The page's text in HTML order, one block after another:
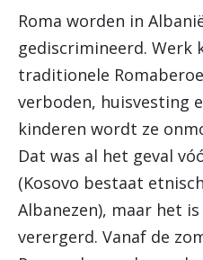
Roma worden in
gediscrimineerd. Werk
traditionele
verboden, huisvesting
kinderen wordt ze
Dat was al het geval
(Kosovo bestaat
Albanezen), maar het
verergerd. Vanaf de